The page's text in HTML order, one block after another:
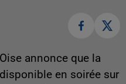
annonce que la
en soirée sur